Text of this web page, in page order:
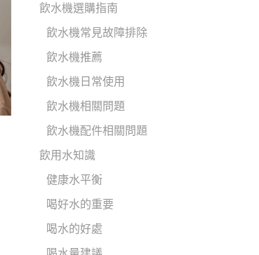
飲水機選購指南
飲水機常見故障排除
飲水機推薦
飲水機日常使用
飲水機相關問題
飲水機配件相關問題
飲用水知識
健康水平衡
喝好水的重要
喝水的好處